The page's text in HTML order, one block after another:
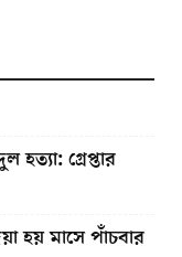
হত্যা: গ্রেপ্তার
হয় মাসে পাঁচবার